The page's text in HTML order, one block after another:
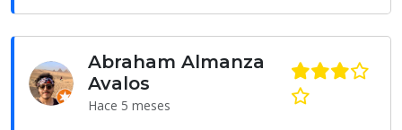
Abraham Almanza
Avalos
Hace 5 meses